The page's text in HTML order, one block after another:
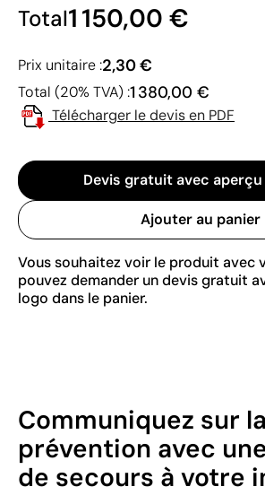
Total1 150,00 €
Prix unitaire :2,30 €
Total (20% TVA) :1 380,00 €
Télécharger le devis en PDF
Devis gratuit avec
Ajouter au panier
Vous souhaitez voir le produit avec
pouvez demander un devis gratuit
logo dans le panier.
Communiquez sur la
prévention avec
de secours à votre